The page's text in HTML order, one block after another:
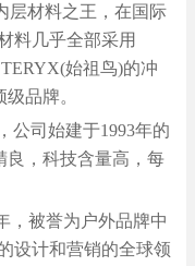
层材料之王，在国际
料几乎全部采用
始祖鸟)的冲
品牌。
公司始建于1993年的
良，科技含量高，每
，被誉为户外品牌中
设计和营销的全球领